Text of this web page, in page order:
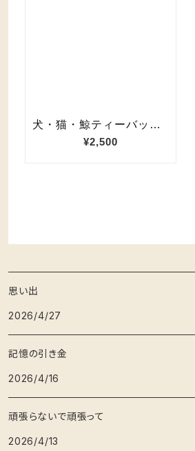
思い出
2026/4/27
記憶の引き金
2026/4/16
頑張らないで頑張って
2026/4/13